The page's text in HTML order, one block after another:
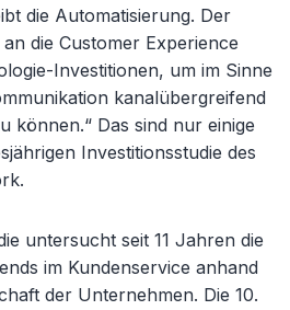
die Automatisierung. Der
die Customer Experience
Investitionen, um im Sinne
kanalübergreifend
können.“ Das sind nur einige
Investitionsstudie des
untersucht seit 11 Jahren die
im Kundenservice anhand
der Unternehmen. Die 10.